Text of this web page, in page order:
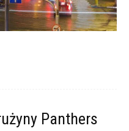
Panthers